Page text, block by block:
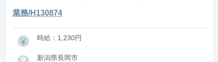
業務/H130874
時給：1,230円
新潟県長岡市